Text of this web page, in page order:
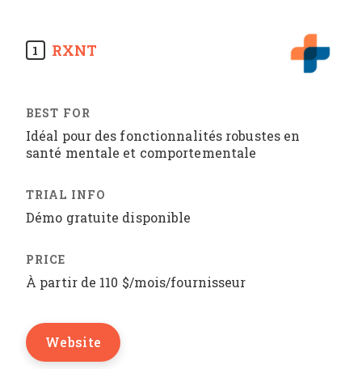
1 RXNT
Idéal pour des fonctionnalités robustes en
santé mentale et comportementale
Démo gratuite disponible
À partir de 110 $/mois/fournisseur
Website